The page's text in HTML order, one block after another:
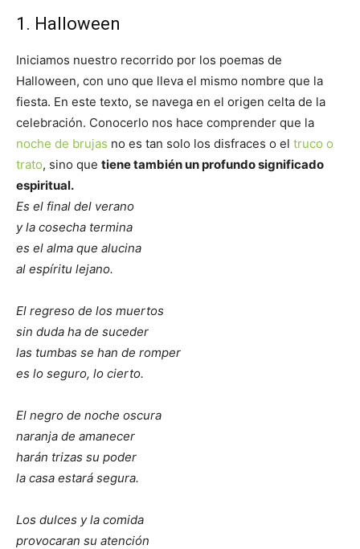
1. Halloween
Iniciamos nuestro recorrido por los poemas de
Halloween, con uno que lleva el mismo nombre que la
fiesta. En este texto, se navega en el origen celta de la
celebración. Conocerlo nos hace comprender que la
noche de brujas no es tan solo los disfraces o el truco o
trato, sino que tiene también un profundo significado
espiritual.
Es el final del verano
y la cosecha termina
es el alma que alucina
al espíritu lejano.
El regreso de los muertos
sin duda ha de suceder
las tumbas se han de romper
es lo seguro, lo cierto.
El negro de noche oscura
naranja de amanecer
harán trizas su poder
la casa estará segura.
Los dulces y la comida
provocaran su atención